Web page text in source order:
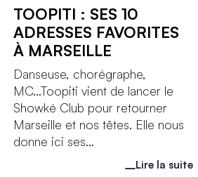
TOOPITI : SES 10
ADRESSES FAVORITES
À MARSEILLE
Danseuse, chorégraphe,
MC...Toopiti vient de lancer le
Showké Club pour retourner
Marseille et nos têtes. Elle nous
donne ici ses...
Lire la suite